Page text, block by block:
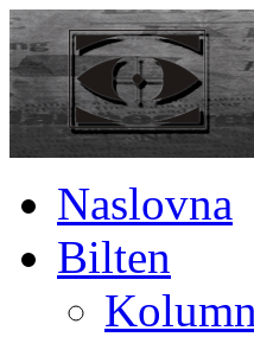
Naslovna
Bilten